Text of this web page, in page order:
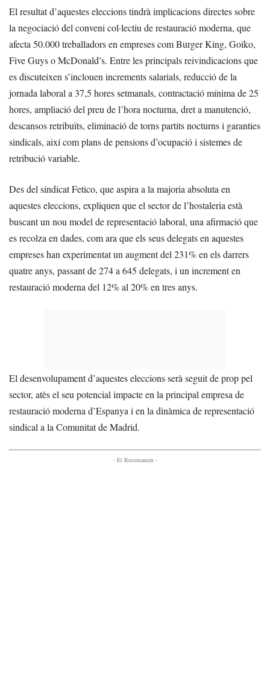
El resultat d’aquestes eleccions tindrà implicacions directes sobre
la negociació del conveni col·lectiu de restauració moderna, que
afecta 50.000 treballadors en empreses com Burger King, Goiko,
Five Guys o McDonald’s. Entre les principals reivindicacions que
es discuteixen s’inclouen increments salarials, reducció de la
jornada laboral a 37,5 hores setmanals, contractació mínima de 25
hores, ampliació del preu de l’hora nocturna, dret a manutenció,
descansos retribuïts, eliminació de torns partits nocturns i garanties
sindicals, així com plans de pensions d’ocupació i sistemes de
retribució variable.
Des del sindicat Fetico, que aspira a la majoria absoluta en
aquestes eleccions, expliquen que el sector de l’hostaleria està
buscant un nou model de representació laboral, una afirmació que
es recolza en dades, com ara que els seus delegats en aquestes
empreses han experimentat un augment del 231% en els darrers
quatre anys, passant de 274 a 645 delegats, i un increment en
restauració moderna del 12% al 20% en tres anys.
El desenvolupament d’aquestes eleccions serà seguit de prop pel
sector, atès el seu potencial impacte en la principal empresa de
restauració moderna d’Espanya i en la dinàmica de representació
sindical a la Comunitat de Madrid.
- Et Recomanem -